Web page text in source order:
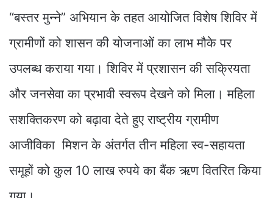
“बस्तर मुन्ने” अभियान के तहत आयोजित विशेष शिविर में
ग्रामीणों को शासन की योजनाओं का लाभ मौके पर
उपलब्ध कराया गया। शिविर में प्रशासन की सक्रियता
और जनसेवा का प्रभावी स्वरूप देखने को मिला। महिला
सशक्तिकरण को बढ़ावा देते हुए राष्ट्रीय ग्रामीण
आजीविका मिशन के अंतर्गत तीन महिला स्व-सहायता
समूहों को कुल 10 लाख रुपये का बैंक ऋण वितरित किया